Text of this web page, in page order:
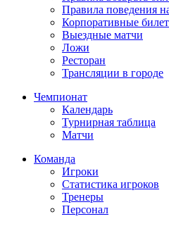
Правила поведения
Корпоративные
Выездные матчи
Ложи
Ресторан
Трансляции в городе
Чемпионат
Календарь
Турнирная таблица
Матчи
Команда
Игроки
Статистика игроков
Тренеры
Персонал